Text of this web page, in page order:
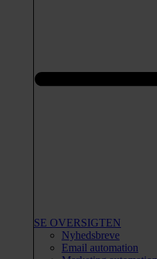
SE OVERSIGTEN
Nyhedsbreve
Email automation